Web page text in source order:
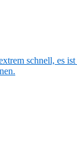
schnell, es